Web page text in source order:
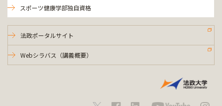
スポーツ健康学部独自資格
法政ポータルサイト
Webシラバス（講義概要）